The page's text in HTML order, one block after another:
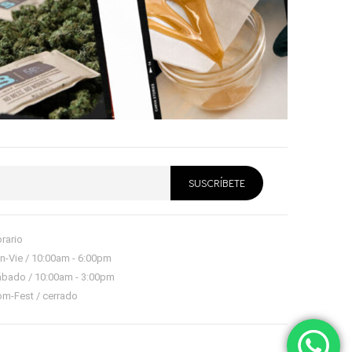
Vie / 10:00am - 6:00pm
/ 10:00am - 3:00pm
Fest / cerrado